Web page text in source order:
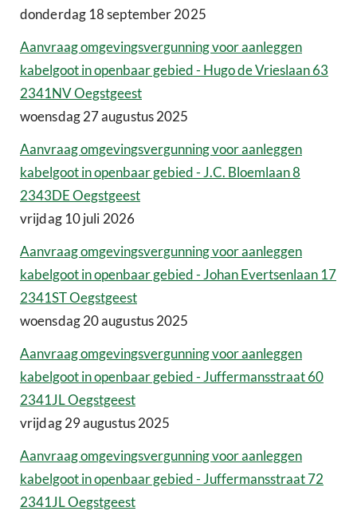
donderdag 18 september 2025
Aanvraag omgevingsvergunning voor aanleggen
kabelgoot in openbaar gebied - Hugo de Vrieslaan 63
2341NV Oegstgeest
woensdag 27 augustus 2025
Aanvraag omgevingsvergunning voor aanleggen
kabelgoot in openbaar gebied - J.C. Bloemlaan 8
2343DE Oegstgeest
vrijdag 10 juli 2026
Aanvraag omgevingsvergunning voor aanleggen
kabelgoot in openbaar gebied - Johan Evertsenlaan 17
2341ST Oegstgeest
woensdag 20 augustus 2025
Aanvraag omgevingsvergunning voor aanleggen
kabelgoot in openbaar gebied - Juffermansstraat 60
2341JL Oegstgeest
vrijdag 29 augustus 2025
Aanvraag omgevingsvergunning voor aanleggen
kabelgoot in openbaar gebied - Juffermansstraat 72
2341JL Oegstgeest